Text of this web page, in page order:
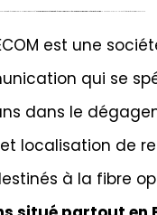
est une
qui se
dans le
localisation de
à la fibre